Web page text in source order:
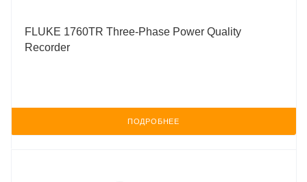
FLUKE 1760TR Three-Phase Power Quality
Recorder
ПОДРОБНЕЕ